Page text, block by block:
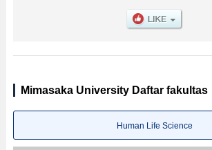
jalan, dan lainnya. Silakan memanfaatkannya.
Mimasaka University Daftar fakultas
Human Life Science